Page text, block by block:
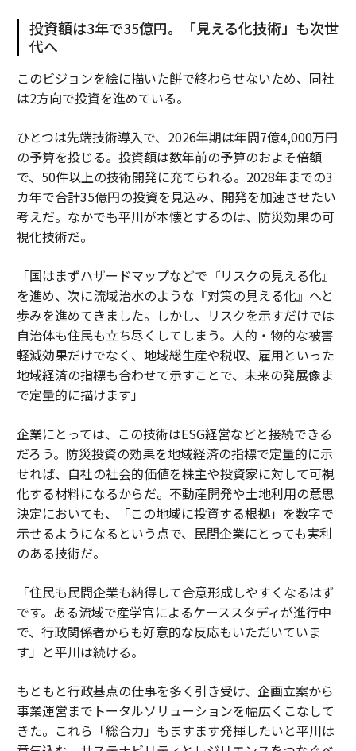
投資額は3年で35億円。「見える化技術」も次世
代へ
このビジョンを絵に描いた餅で終わらせないため、同社
は2方向で投資を進めている。
ひとつは先端技術導入で、2026年期は年間7億4,000万円
の予算を投じる。投資額は数年前の予算のおよそ倍額
で、50件以上の技術開発に充てられる。2028年までの3
カ年で合計35億円の投資を見込み、開発を加速させたい
考えだ。なかでも平川が本懐とするのは、防災効果の可
視化技術だ。
「国はまずハザードマップなどで『リスクの見える化』
を進め、次に流域治水のような『対策の見える化』へと
歩みを進めてきました。しかし、リスクを示すだけでは
自治体も住民も立ち尽くしてしまう。人的・物的な被害
軽減効果だけでなく、地域総生産や税収、雇用といった
地域経済の指標も合わせて示すことで、未来の発展像ま
で定量的に描けます」
企業にとっては、この技術はESG経営などと接続できる
だろう。防災投資の効果を地域経済の指標で定量的に示
せれば、自社の社会的価値を株主や投資家に対して可視
化する材料になるからだ。不動産開発や土地利用の意思
決定においても、「この地域に投資する根拠」を数字で
示せるようになるという点で、民間企業にとっても実利
のある技術だ。
「住民も民間企業も納得して合意形成しやすくなるはず
です。ある流域で産学官によるケーススタディが進行中
で、行政関係者からも好意的な反応もいただいていま
す」と平川は続ける。
もともと行政基点の仕事を多く引き受け、企画立案から
事業運営までトータルソリューションを幅広くこなして
きた。これら「総合力」もますます発揮したいと平川は